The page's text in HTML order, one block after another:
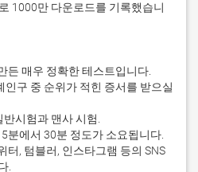
1000만 다운로드를 기록했습니
든 매우 정확한 테스트입니다.
인구 중 순위가 적힌 증서를 받으실
시험과 맨사 시험.
분에서 30분 정도가 소요됩니다.
터, 텀블러, 인스타그램 등의 SNS
.